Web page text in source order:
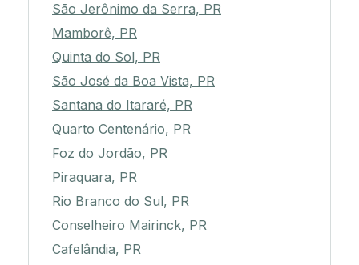
São Jerônimo da Serra, PR
Mamborê, PR
Quinta do Sol, PR
São José da Boa Vista, PR
Santana do Itararé, PR
Quarto Centenário, PR
Foz do Jordão, PR
Piraquara, PR
Rio Branco do Sul, PR
Conselheiro Mairinck, PR
Cafelândia, PR